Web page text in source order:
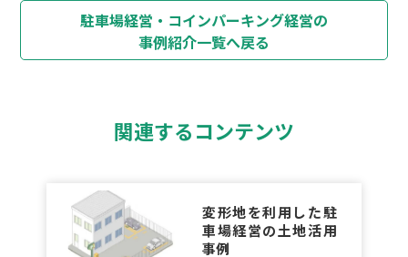
駐車場経営・コインパーキング経営の
事例紹介一覧へ戻る
関連するコンテンツ
変形地を利用した駐
車場経営の土地活用
事例